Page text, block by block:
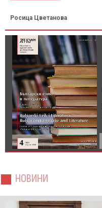
Росица Цветанова
НОВИНИ